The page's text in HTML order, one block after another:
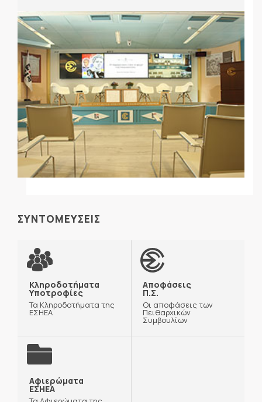
ΣΥΝΤΟΜΕΥΣΕΙΣ
Κληροδοτήματα
Υποτροφίες
Τα Κληροδοτήματα της
ΕΣΗΕΑ
Αποφάσεις
Π.Σ.
Οι αποφάσεις των
Πειθαρχικών
Συμβουλίων
Αφιερώματα
ΕΣΗΕΑ